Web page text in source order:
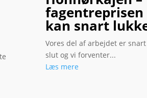
fagentreprisen
kan snart
Vores del af arbejdet er snart
slut og vi forventer...
Læs mere